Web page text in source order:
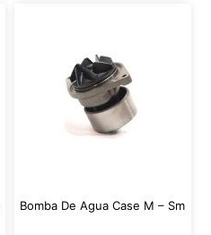
Bomba De Agua Case M – Sm